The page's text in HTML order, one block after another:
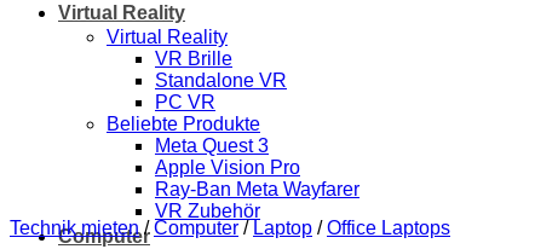
Virtual Reality
Virtual Reality
VR Brille
Standalone VR
PC VR
Beliebte Produkte
Meta Quest 3
Apple Vision Pro
Ray-Ban Meta Wayfarer
VR Zubehör
Computer
Technik mieten / Computer / Laptop / Office Laptops